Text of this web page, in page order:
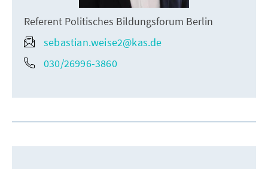
Referent Politisches Bildungsforum Berlin
sebastian.weise2@kas.de
030/26996-3860